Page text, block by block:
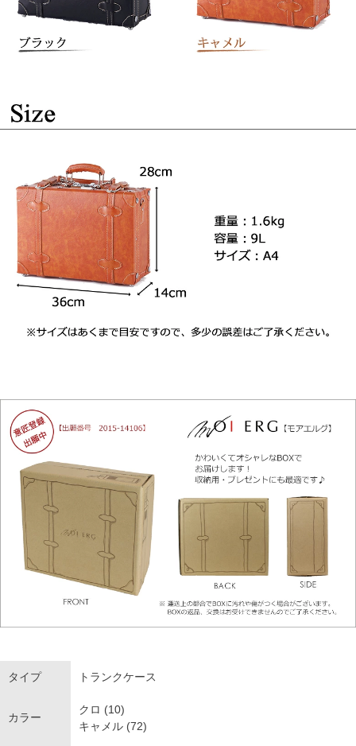
タイプ トランクケース
カラー
クロ (10)
キャメル (72)